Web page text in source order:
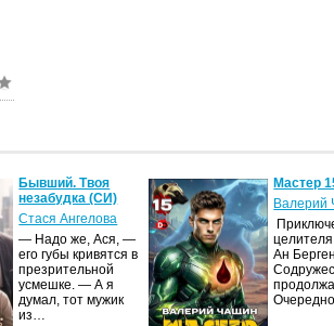
Бывший. Твоя
незабудка (СИ)
Стася Ангелова
— Надо же, Ася, —
его губы кривятся в
презрительной
усмешке. — А я
думал, тот мужик
из…
Мастер
Валерий
Ан